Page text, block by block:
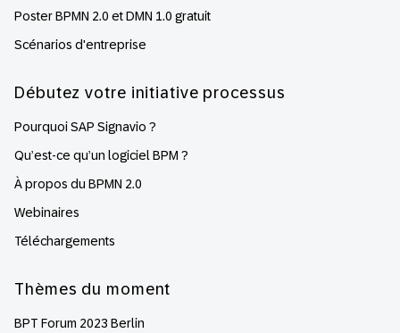
Poster BPMN 2.0 et DMN 1.0 gratuit
Scénarios d'entreprise
Débutez votre initiative processus
Pourquoi SAP Signavio ?
Qu’est-ce qu’un logiciel BPM ?
À propos du BPMN 2.0
Webinaires
Téléchargements
Thèmes du moment
BPT Forum 2023 Berlin